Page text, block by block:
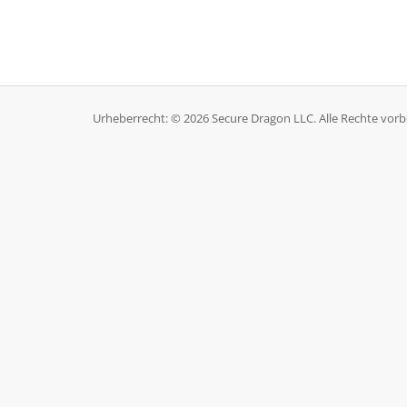
Urheberrecht: © 2026 Secure Dragon LLC. Alle Rechte